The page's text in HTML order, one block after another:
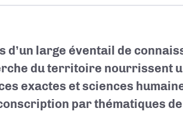
d’un large éventail de
du territoire nourrissent
exactes et sciences
par thématiques